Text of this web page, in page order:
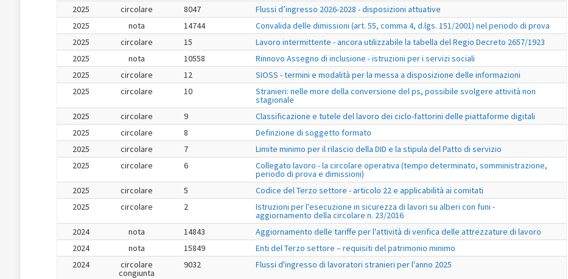
2025
circolare 8047
Flussi d’ingresso 2026-2028 - disposizioni attuative
2025
nota 14744
Convalida delle dimissioni (art. 55, comma 4, d.lgs. 151/2001) nel periodo di prova
2025
circolare 15
Lavoro intermittente - ancora utilizzabile la tabella del Regio Decreto 2657/1923
2025
nota 10558
Rinnovo Assegno di inclusione - istruzioni per i servizi sociali
2025
circolare 12
SIOSS - termini e modalità per la messa a disposizione delle informazioni
2025
circolare 10 Stranieri: nelle more della conversione del ps, possibile svolgere attività non
stagionale
2025
circolare 9
Classificazione e tutele del lavoro dei ciclo-fattorini delle piattaforme digitali
2025
circolare 8
Definzione di soggetto formato
2025
circolare 7
Limite minimo per il rilascio della DID e la stipula del Patto di servizio
2025
circolare 6 Collegato lavoro - la circolare operativa (tempo determinato, somministrazione,
periodo di prova e dimissioni)
2025
circolare 5
Codice del Terzo settore - articolo 22 e applicabilità ai comitati
2025
circolare 2 Istruzioni per l'esecuzione in sicurezza di lavori su alberi con funi -
aggiornamento della circolare n. 23/2016
2024
nota 14843
Aggiornamento delle tariffe per l'attività di verifica delle attrezzature di lavoro
2024
nota 15849
Enti del Terzo settore – requisiti del patrimonio minimo
2024
circolare
congiunta
9032 Flussi d'ingresso di lavoratori stranieri per l'anno 2025